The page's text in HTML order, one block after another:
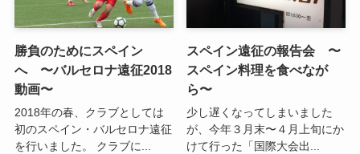
勝負のためにスペイン
へ 〜バルセロナ遠征2018
動画〜
2018年の春、クラブとしては
初のスペイン・バルセロナ遠征
を行いました。 クラブに...
スペイン遠征の報告会 〜
スペイン料理を食べなが
ら〜
少し遅くなってしまいました
が、今年３月末〜４月上旬にか
けて行った「国際大会出...